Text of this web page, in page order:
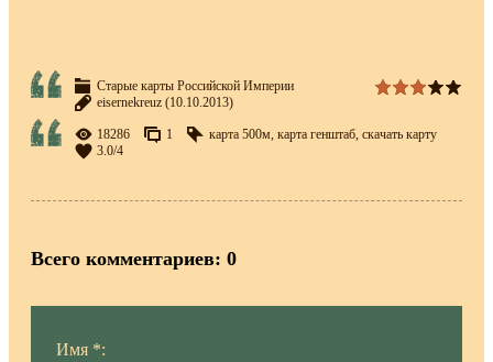
Старые карты Российской Империи
eisernekreuz (10.10.2013)
18286 1 карта 500м, карта генштаб, скачать карту
3.0/4
Всего комментариев: 0
Имя *: